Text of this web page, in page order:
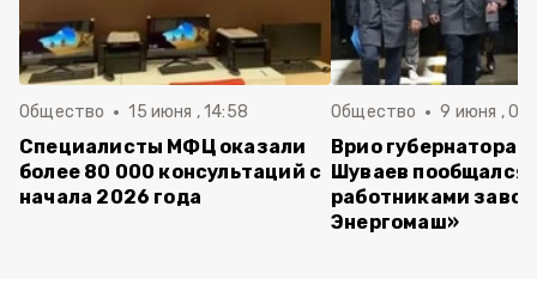
Общество 15 июня , 14:58
Специалисты МФЦ оказали
более 80 000 консультаций с
начала 2026 года
Общество 9 июня ,
Врио губернатора
Шуваев пообщался
работниками
Энергомаш»